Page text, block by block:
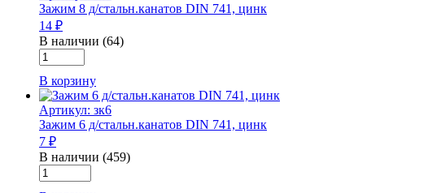
стальн.канатов
DIN
741,
цинк
Зажим 8 д/стальн.канатов DIN 741, цинк
14 ₽
В наличии (64)
Количество
товара
Зажим
8
д/
стальн.канатов
DIN
741,
цинк
В корзину
Артикул: зк6
Зажим 6 д/стальн.канатов DIN 741, цинк
7 ₽
В наличии (459)
Количество
товара